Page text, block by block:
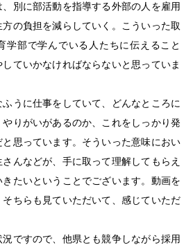
別に部活動を指導する外部の人を雇用
の負担を減らしていく。こういった取
学部で学んでいる人たちに伝えること
ていかなければならないと思っていま
うに仕事をしていて、どんなところに
りがいがあるのか、これをしっかり発
思っています。そういった意味におい
んなどが、手に取って理解してもらえ
たいということでございます。動画を
ちらも見ていただいて、感じていただ
ですので、他県とも競争しながら採用